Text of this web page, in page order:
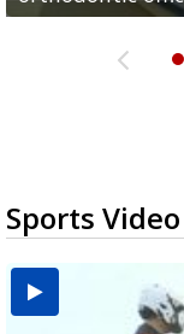
Sports Video